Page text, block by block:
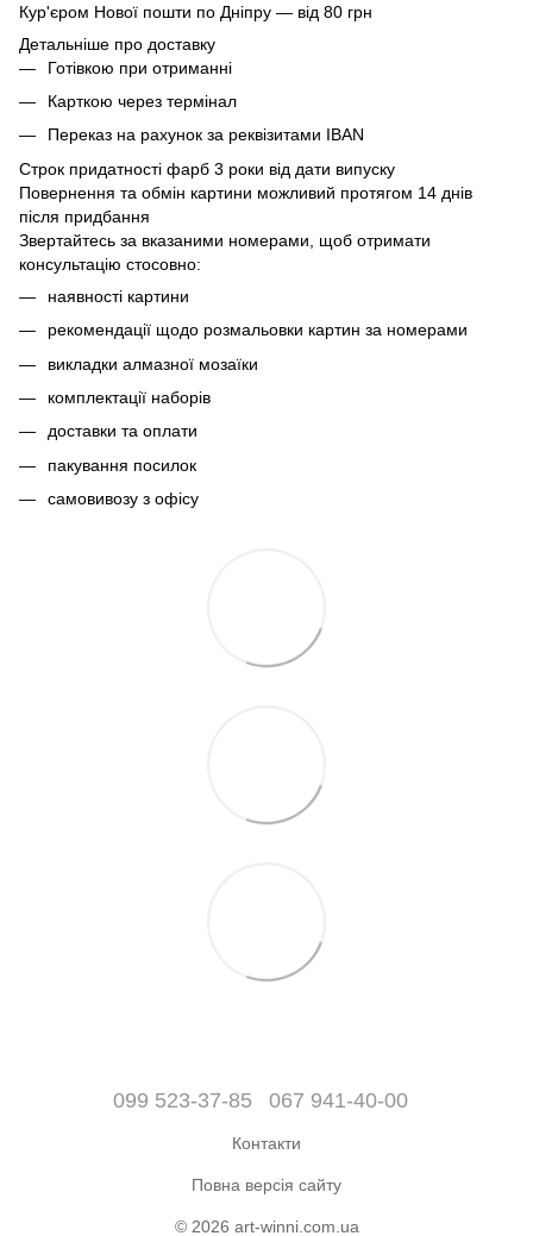
Кур'єром Нової пошти по Дніпру — від 80 грн
Детальніше про доставку
Готівкою при отриманні
Карткою через термінал
Переказ на рахунок за реквізитами IBAN
Строк придатності фарб 3 роки від дати випуску
Повернення та обмін картини можливий протягом 14 днів
після придбання
Звертайтесь за вказаними номерами, щоб отримати
консультацію стосовно:
наявності картини
рекомендації щодо розмальовки картин за номерами
викладки алмазної мозаїки
комплектації наборів
доставки та оплати
пакування посилок
самовивозу з офісу
099 523-37-85 067 941-40-00
Контакти
Повна версія сайту
© 2026 art-winni.com.ua